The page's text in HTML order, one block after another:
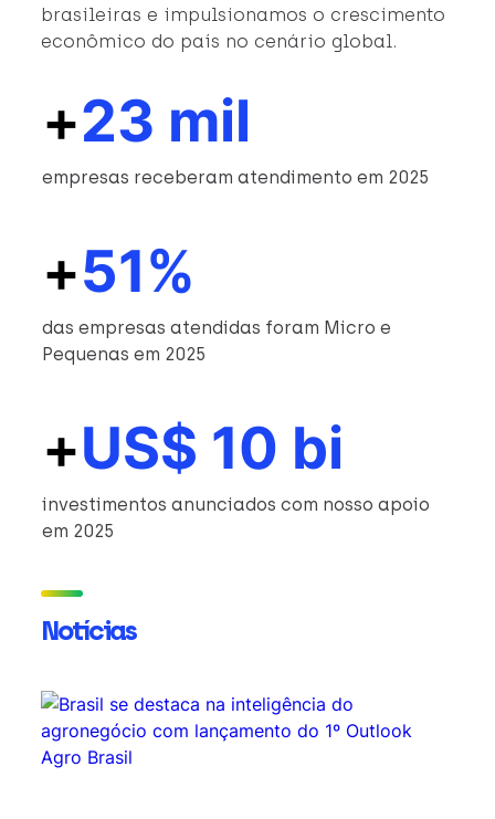
brasileiras e impulsionamos o crescimento
econômico do país no cenário global.
+23 mil
empresas receberam atendimento em 2025
+51%
das empresas atendidas foram Micro e
Pequenas em 2025
+US$ 10 bi
investimentos anunciados com nosso apoio
em 2025
Notícias